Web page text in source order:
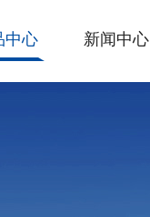
中心 新闻中心